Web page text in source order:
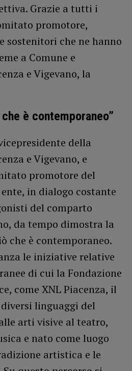
Grazie a tutti i
promotore,
sostenitori che ne hanno
a Comune e
e Vigevano, la
è contemporaneo”
della
e Vigevano, e
promotore del
in dialogo costante
del comparto
da tempo dimostra la
che è contemporaneo.
le iniziative relative
di cui la Fondazione
come XNL Piacenza, il
linguaggi del
arti visive al teatro,
e nato come luogo
artistica e le